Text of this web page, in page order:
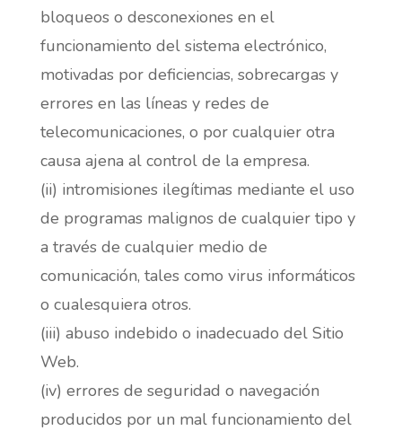
bloqueos o desconexiones en el
funcionamiento del sistema electrónico,
motivadas por deficiencias, sobrecargas y
errores en las líneas y redes de
telecomunicaciones, o por cualquier otra
causa ajena al control de la empresa.
(ii) intromisiones ilegítimas mediante el uso
de programas malignos de cualquier tipo y
a través de cualquier medio de
comunicación, tales como virus informáticos
o cualesquiera otros.
(iii) abuso indebido o inadecuado del Sitio
Web.
(iv) errores de seguridad o navegación
producidos por un mal funcionamiento del